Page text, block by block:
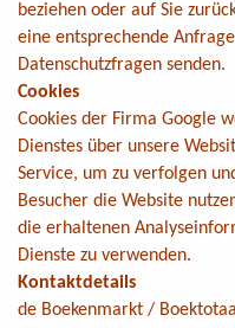
beziehen oder auf Sie
eine entsprechende
Datenschutzfragen senden.
Cookies
Cookies der Firma Google
Dienstes über unsere
Service, um zu verfolgen
Besucher die Website
die erhaltenen
Dienste zu verwenden.
Kontaktdetails
de Boekenmarkt / Boektotaal